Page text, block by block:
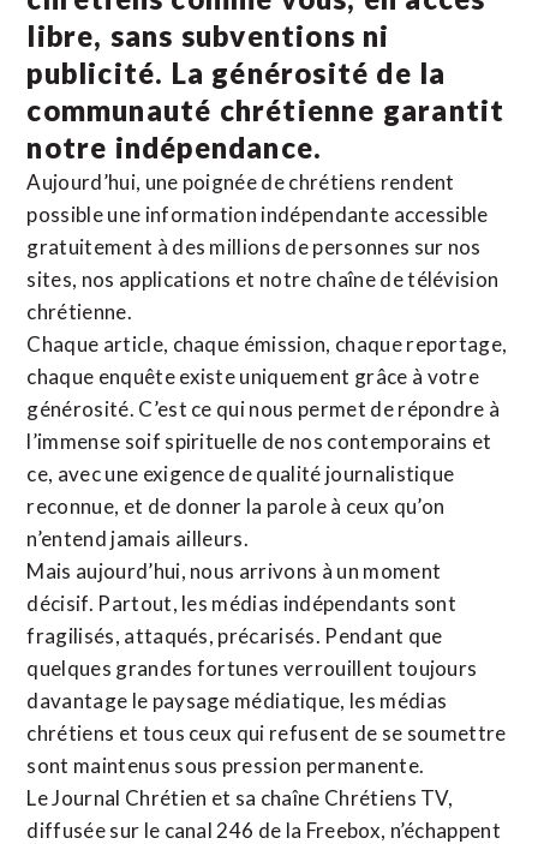
libre, sans subventions ni
publicité. La générosité de la
communauté chrétienne garantit
notre indépendance.
Aujourd’hui, une poignée de chrétiens rendent
possible une information indépendante accessible
gratuitement à des millions de personnes sur nos
sites, nos applications et notre chaîne de télévision
chrétienne.
Chaque article, chaque émission, chaque reportage,
chaque enquête existe uniquement grâce à votre
générosité. C’est ce qui nous permet de répondre à
l’immense soif spirituelle de nos contemporains et
ce, avec une exigence de qualité journalistique
reconnue, et de donner la parole à ceux qu’on
n’entend jamais ailleurs.
Mais aujourd’hui, nous arrivons à un moment
décisif. Partout, les médias indépendants sont
fragilisés, attaqués, précarisés. Pendant que
quelques grandes fortunes verrouillent toujours
davantage le paysage médiatique, les médias
chrétiens et tous ceux qui refusent de se soumettre
sont maintenus sous pression permanente.
Le Journal Chrétien et sa chaîne Chrétiens TV,
diffusée sur le canal 246 de la Freebox, n’échappent